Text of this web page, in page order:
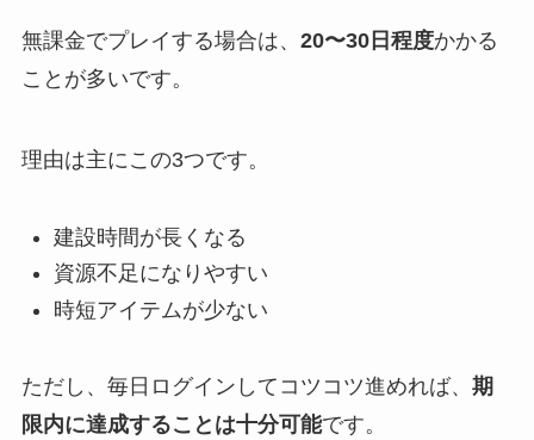
無課金でプレイする場合は、 20〜30日程度かかる
ことが多いです。
理由は主にこの3つです。
建設時間が長くなる
資源不足になりやすい
時短アイテムが少ない
ただし、毎日ログインしてコツコツ進めれば、 期
限内に達成することは十分可能です。